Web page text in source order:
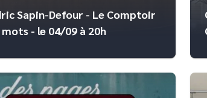
Sapin-Defour - Le Comptoir
mots - le 04/09 à 20h